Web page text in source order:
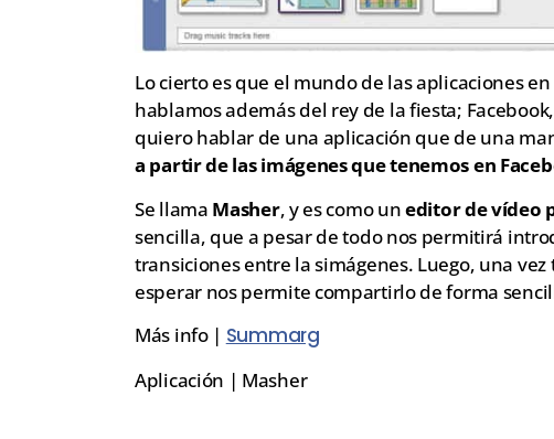
Lo cierto es que el mundo de las aplicaciones
hablamos además del rey de la fiesta;
quiero hablar de una aplicación que de una
a partir de las imágenes que tenemos en
Se llama Masher, y es como uneditor de vídeo
sencilla, que a pesar de todo nos permitirá
transiciones entre la simágenes. Luego, una
esperar nos permite compartirlo de forma
Más info | Summarg
Aplicación | Masher